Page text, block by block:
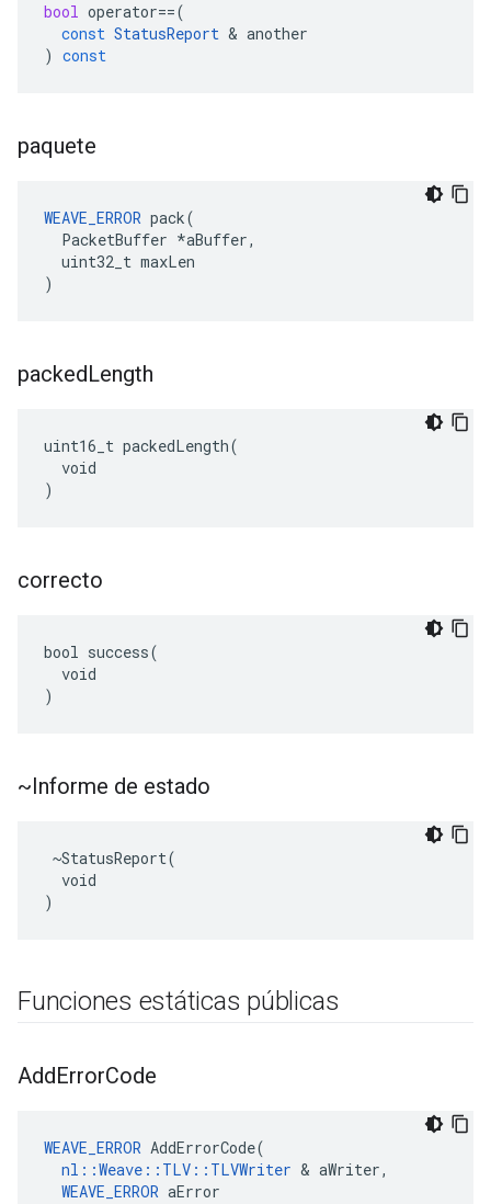
bool operator==(
const StatusReport & another
) const
paquete
WEAVE_ERROR pack(
  PacketBuffer *aBuffer,
  uint32_t maxLen
)
packedLength
uint16_t packedLength(
  void
)
correcto
bool success(
  void
)
~Informe de estado
~StatusReport(
  void
)
Funciones estáticas públicas
AddErrorCode
WEAVE_ERROR AddErrorCode(
nl::Weave::TLV::TLVWriter & aWriter,
WEAVE_ERROR aError